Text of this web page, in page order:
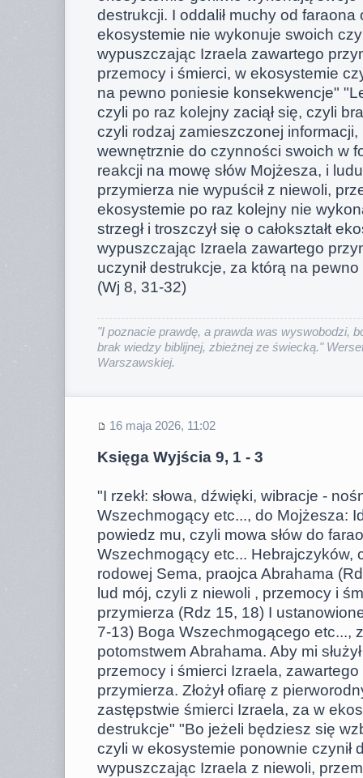
destrukcji. I oddalił muchy od faraona
ekosystemie nie wykonuje swoich
wypuszczając Izraela zawartego
przemocy i śmierci, w ekosystemie
na pewno poniesie konsekwencje"
czyli po raz kolejny zaciął się, czyli
czyli rodzaj zamieszczonej informacji,
wewnętrznie do czynności swoich w
reakcji na mowę słów Mojżesza, i
przymierza nie wypuścił z niewoli,
ekosystemie po raz kolejny nie
strzegł i troszczył się o całokształt
wypuszczając Izraela zawartego
uczynił destrukcje, za którą na
(Wj 8, 31-32)
"I poznacie prawdę, a prawda was wyswobodzi,
brak wiedzy biblijnej, zbieżnej ze świecką."
Warszawskiej.
16 maja 2026, 11:02
Księga Wyjścia 9, 1 - 3
"I rzekł: słowa, dźwięki, wibracje -
Wszechmogący etc..., do Mojżesza:
powiedz mu, czyli mowa słów do
Wszechmogący etc... Hebrajczyków,
rodowej Sema, praojca Abrahama
lud mój, czyli z niewoli , przemocy i
przymierza (Rdz 15, 18) I
7-13) Boga Wszechmogącego etc...,
potomstwem Abrahama. Aby mi
przemocy i śmierci Izraela,
przymierza. Złożył ofiarę z
zastępstwie śmierci Izraela, za w
destrukcje" "Bo jeżeli będziesz się
czyli w ekosystemie ponownie czynił
wypuszczając Izraela z niewoli,